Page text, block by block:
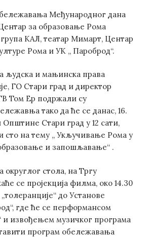
Међународног дана
за образовање Рома
КАЛ, театар Мимарт, Центар
Рома и УК „ Пароброд“.
људска и мањинска права
ГО Стари град и директор
Том Ер подржали су
тако да ће се данас, 16.
Стари град у 12 сати,
сто на тему „ Укључивање Рома у
и запошљавање“ .
округлог стола, на Тргу
се пројeкција филма, око 14.30
до Установе
где ће се перформансом
и извођењем музичког програма
програм обележавања